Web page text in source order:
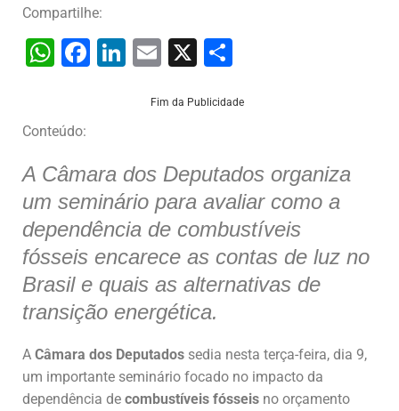
Compartilhe:
W
s
A
p
p
F
b
o
o
k
Li
dI
n
E
ai
X
ar
Fim da Publicidade
Conteúdo:
A Câmara dos Deputados organiza
um seminário para avaliar como a
dependência de combustíveis
fósseis encarece as contas de luz no
Brasil e quais as alternativas de
transição energética.
A Câmara dos Deputados sedia nesta terça-feira, dia 9,
um importante seminário focado no impacto da
dependência de combustíveis fósseis no orçamento